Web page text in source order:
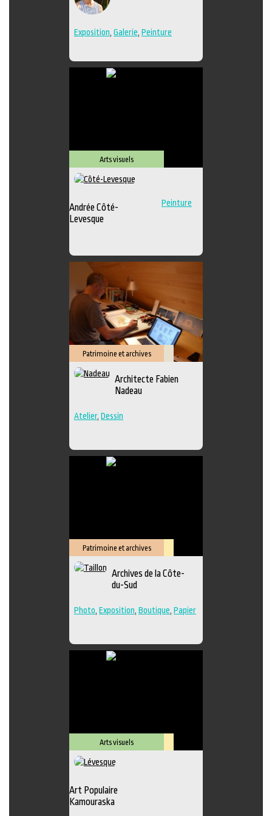
Exposition Galerie Peinture
Arts visuels
Andrée Côté-
Levesque
Peinture
Patrimoine et archives
Architecte Fabien
Nadeau
Atelier, Dessin
Patrimoine et archives
Lieu
Archives de la Côte-
du-Sud
Photo Exposition Boutique Papier
Arts visuels
Art Populaire
Kamouraska